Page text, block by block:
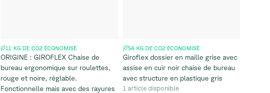
11 KG DE CO2 ÉCONOMISÉ
ORIGINE : GIROFLEX Chaise de
bureau ergonomique sur roulettes,
rouge et noire, réglable.
Fonctionnelle mais avec des rayures
54 KG DE CO2 ÉCONOMISÉ
Giroflex dossier en maille grise avec
assise en cuir noir chaise de bureau
avec structure en plastique gris
1 article disponible